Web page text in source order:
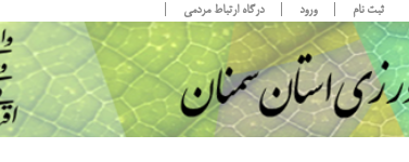
ثبت نام ورود درگاه ارتباط مردمی